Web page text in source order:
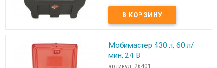
Мобимастер 430 л, 60 л/
мин, 24 В
артикул: 26401